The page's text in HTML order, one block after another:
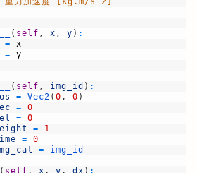
( self , x , y ) :
=
x
= y
( self , img_id ) :
= Vec2 ( 0 , 0 )
=
0
=
0
=
1
=
0
= img_id